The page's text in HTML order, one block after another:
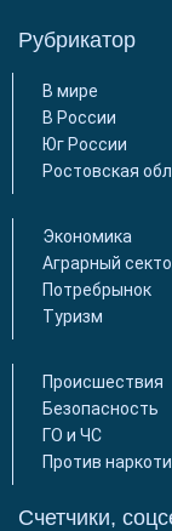
Рубрикатор
В мире
В России
Юг России
Ростовская
Экономика
Аграрный
Потребрынок
Туризм
Происшествия
Безопасность
ГО и ЧС
Против
Счетчики,